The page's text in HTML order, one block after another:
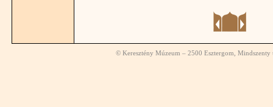
© Keresztény Múzeum – 2500 Esztergom,